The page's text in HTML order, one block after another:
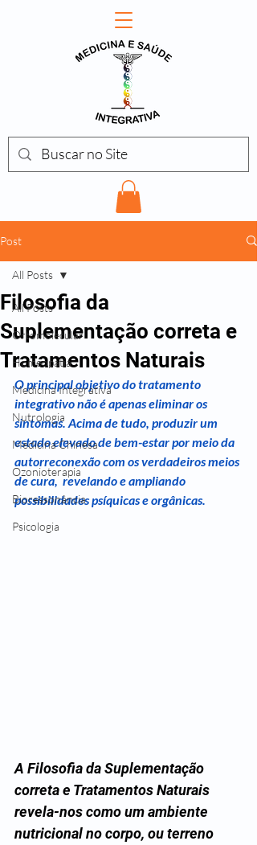
Post
All Posts
Ortomolecular
Homeopatia
Medicina Integrativa
Nutrologia
Medicina Chinesa
Ozonioterapia
Bioressonância
Psicologia
All Posts
Filosofia da
Suplementação correta e
Tratamentos Naturais
O principal objetivo do tratamento
integrativo não é apenas eliminar os
sintomas. Acima de tudo, produzir um
estado elevado de bem-estar por meio da
autorreconexão com os verdadeiros meios
de cura,  revelando e ampliando
possibilidades psíquicas e orgânicas.
A Filosofia da Suplementação
correta e Tratamentos Naturais
revela-nos como um ambiente
nutricional no corpo, ou terreno